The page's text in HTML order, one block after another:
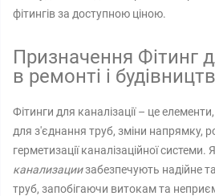
фітингів за доступною ціною.
Призначення Фітинг
в ремонті і
Фітинги для каналізації – це
для з'єднання труб, зміни напрямку,
герметизації каналізаційної системи.
канализациизабезпечують надійне
труб, запобігаючи витокам та